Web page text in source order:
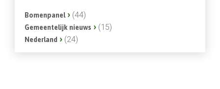
Bomenpanel (44)
Gemeentelijk nieuws (15)
Nederland (24)